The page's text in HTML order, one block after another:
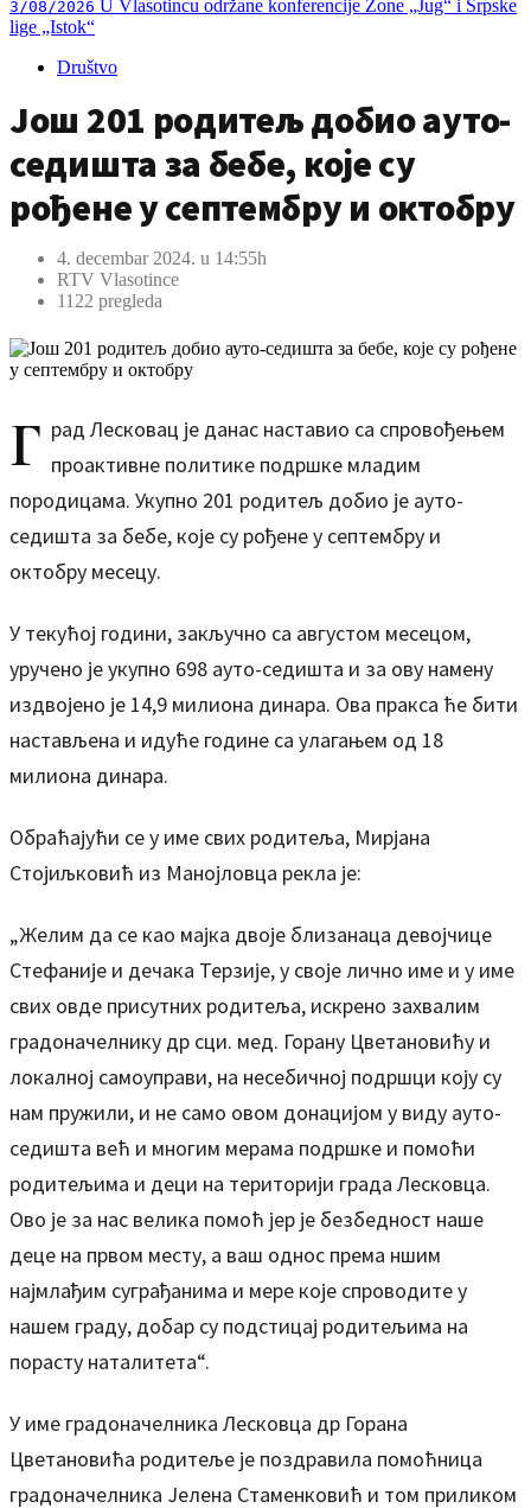
3/08/2026 U Vlasotincu održane konferencije Zone „Jug“ i Srpske
lige „Istok“
Društvo
Још 201 родитељ добио ауто-
седишта за бебе, које су
рођене у септембру и октобру
4. decembar 2024. u 14:55h
RTV Vlasotince
1122 pregleda
Г рад Лесковац је данас наставио са спровођењем
проактивне политике подршке младим
породицама. Укупно 201 родитељ добио је ауто-
седишта за бебе, које су рођене у септембру и
октобру месецу.
У текућој години, закључно са августом месецом,
уручено је укупно 698 ауто-седишта и за ову намену
издвојено је 14,9 милиона динара. Ова пракса ће бити
настављена и идуће године са улагањем од 18
милиона динара.
Обраћајући се у име свих родитеља, Мирјана
Стојиљковић из Манојловца рекла је:
„Желим да се као мајка двоје близанаца девојчице
Стефаније и дечака Терзије, у своје лично име и у име
свих овде присутних родитеља, искрено захвалим
градоначелнику др сци. мед. Горану Цветановићу и
локалној самоуправи, на несебичној подршци коју су
нам пружили, и не само овом донацијом у виду ауто-
седишта већ и многим мерама подршке и помоћи
родитељима и деци на територији града Лесковца.
Ово је за нас велика помоћ јер је безбедност наше
деце на првом месту, а ваш однос према ншим
најмлађим суграђанима и мере које спроводите у
нашем граду, добар су подстицај родитељима на
порасту наталитета“.
У име градоначелника Лесковца др Горана
Цветановића родитеље је поздравила помоћница
градоначелника Јелена Стаменковић и том приликом